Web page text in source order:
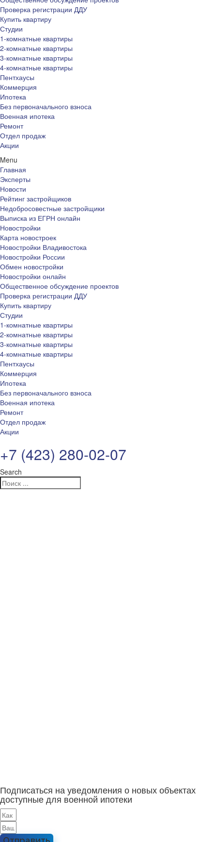
Проверка регистрации ДДУ
Купить квартиру
Студии
1-комнатные квартиры
2-комнатные квартиры
3-комнатные квартиры
4-комнатные квартиры
Пентхаусы
Коммерция
Ипотека
Без первоначального взноса
Военная ипотека
Ремонт
Отдел продаж
Акции
Menu
Главная
Эксперты
Новости
Рейтинг застройщиков
Недобросовестные застройщики
Выписка из ЕГРН онлайн
Новостройки
Карта новостроек
Новостройки Владивостока
Новостройки России
Обмен новостройки
Новостройки онлайн
Общественное обсуждение проектов
Проверка регистрации ДДУ
Купить квартиру
Студии
1-комнатные квартиры
2-комнатные квартиры
3-комнатные квартиры
4-комнатные квартиры
Пентхаусы
Коммерция
Ипотека
Без первоначального взноса
Военная ипотека
Ремонт
Отдел продаж
Акции
+7 (423) 280-02-07
Search
Подписаться на уведомления о новых объектах
доступные для военной ипотеки